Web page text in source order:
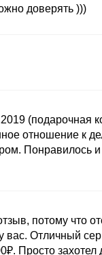
доверять )))
(подарочная
отношение к
Понравилось
потому что
вас. Отличный
Просто